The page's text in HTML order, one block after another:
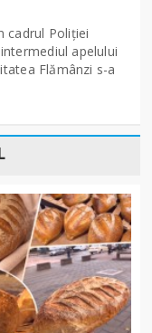
cadrul Poliției
apelului
Flămânzi s-a